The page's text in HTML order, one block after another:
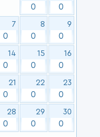
0 0
7
0
8
0
9
0
14
0
15
0
16
0
21
0
22
0
23
0
28
0
29
0
30
0